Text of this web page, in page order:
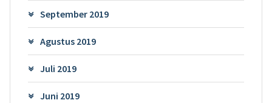
September 2019
Agustus 2019
Juli 2019
Juni 2019